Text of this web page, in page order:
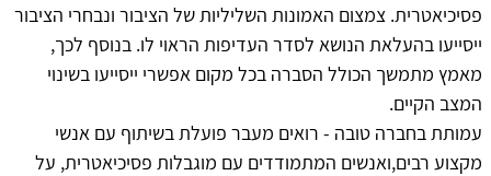
פסיכיאטרית. צמצום האמונות השליליות של הציבור ונבחרי הציבור
ייסייעו בהעלאת הנושא לסדר העדיפות הראוי לו. בנוסף לכך,
מאמץ מתמשך הכולל הסברה בכל מקום אפשרי ייסייעו בשינוי
המצב הקיים.
עמותת בחברה טובה - רואים מעבר פועלת בשיתוף עם אנשי
מקצוע רבים,ואנשים המתמודדים עם מוגבלות פסיכיאטרית, על